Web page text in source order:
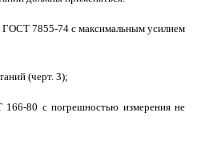
ГОСТ 7855-74 с максимальным усилием
(черт. 3);
80 с погрешностью измерения не